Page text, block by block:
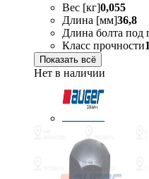
Вес [кг]0,055
Длина [мм]36,8
Длина болта под
Класс прочности
Показать всё
Нет в наличии